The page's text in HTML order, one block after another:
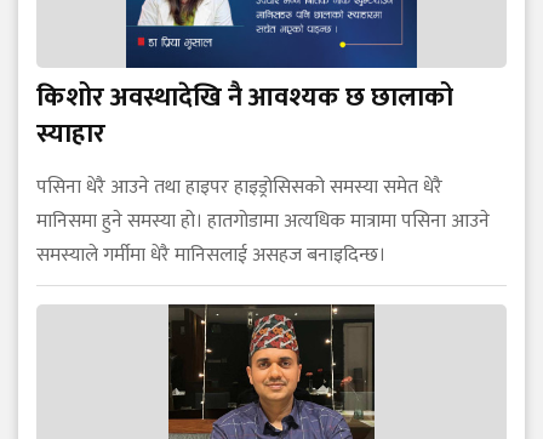
किशोर अवस्थादेखि नै आवश्यक छ छालाको
स्याहार
पसिना धेरै आउने तथा हाइपर हाइड्रोसिसको समस्या समेत धेरै
मानिसमा हुने समस्या हो। हातगोडामा अत्यधिक मात्रामा पसिना आउने
समस्याले गर्मीमा धेरै मानिसलाई असहज बनाइदिन्छ।